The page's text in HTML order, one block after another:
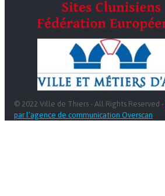
© 2022 Ville de Thiers - All Rights Reserved -
par l’agence de communication Overscan